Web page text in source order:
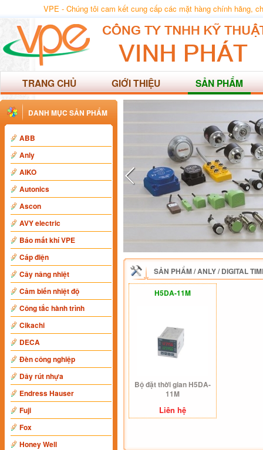
VPE - Chúng tôi cam kết cung cấp các mặt hàng chính hãng,
TRANG CHỦ GIỚI THIỆU SẢN PHẨM
DANH MỤC SẢN PHẨM
ABB
Anly
AIKO
Autonics
Ascon
AVY electric
Báo mất khí VPE
Cáp điện
Cây nâng nhiệt
Cảm biến nhiệt độ
Công tắc hành trình
Cikachi
DECA
Đèn công nghiệp
Dây rút nhựa
Endress Hauser
Fuji
Fox
Honey Well
SẢN PHẨM/ANLY/DIGITAL
H5DA-11M
Bộ đặt thời gian H5DA-
11M
Liên hệ